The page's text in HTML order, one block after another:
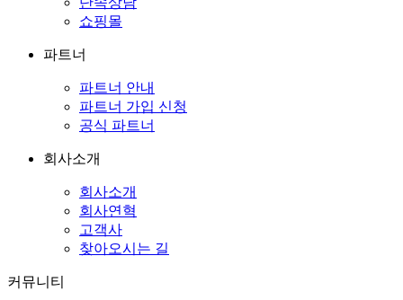
쇼핑몰
파트너
파트너 안내
파트너 가입 신청
공식 파트너
회사소개
회사소개
회사연혁
고객사
찾아오시는 길
커뮤니티